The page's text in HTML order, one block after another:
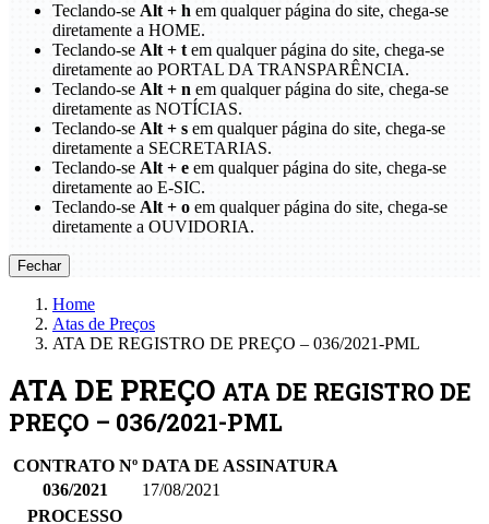
Teclando-se Alt + h em qualquer página do site, chega-se
diretamente a HOME.
Teclando-se Alt + t em qualquer página do site, chega-se
diretamente ao PORTAL DA TRANSPARÊNCIA.
Teclando-se Alt + n em qualquer página do site, chega-se
diretamente as NOTÍCIAS.
Teclando-se Alt + s em qualquer página do site, chega-se
diretamente a SECRETARIAS.
Teclando-se Alt + e em qualquer página do site, chega-se
diretamente ao E-SIC.
Teclando-se Alt + o em qualquer página do site, chega-se
diretamente a OUVIDORIA.
Fechar
Home
Atas de Preços
ATA DE REGISTRO DE PREÇO – 036/2021-PML
ATA DE PREÇO ATA DE REGISTRO DE
PREÇO – 036/2021-PML
CONTRATO Nº DATA DE ASSINATURA
036/2021
17/08/2021
PROCESSO